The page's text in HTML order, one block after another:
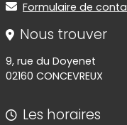
Formulaire de
Nous trouver
9, rue du Doyenet
02160 CONCEVREUX
Les horaires